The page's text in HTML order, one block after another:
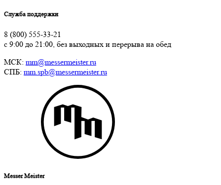
Служба поддержки
8 (800) 555-33-21
с 9:00 до 21:00, без выходных и перерыва на обед
МСК: mm@messermeister.ru
СПБ: mm.spb@messermeister.ru
Messer Meister